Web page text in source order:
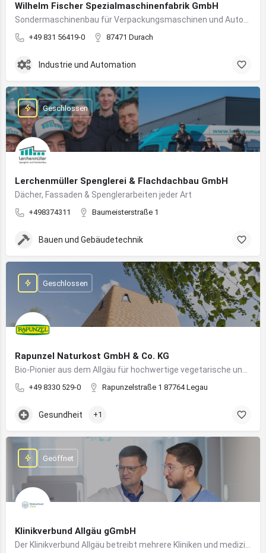
Wilhelm Fischer Spezialmaschinenfabrik GmbH
+49 831 56419-0 87471 Durach
Industrie und Automation
Lerchenmüller Spenglerei & Flachdachbau GmbH
Dächer, Fassaden & Spenglerarbeiten jeder Art
+498374311 Baumeisterstraße 1
Geschlossen
Bauen und Gebäudetechnik
Rapunzel Naturkost GmbH & Co. KG
+49 8330 529-0 Rapunzelstraße 1 87764 Legau
Geschlossen
Gesundheit +1
Klinikverbund Allgäu gGmbH
Geöffnet